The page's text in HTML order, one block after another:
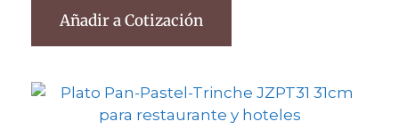
Añadir a Cotización